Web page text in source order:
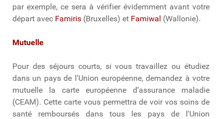
par exemple, ce sera à vérifier évidemment avant votre
départ avec Famiris (Bruxelles) et Famiwal (Wallonie).
Mutuelle
Pour des séjours courts, si vous travaillez ou étudiez
dans un pays de l'Union européenne, demandez à votre
mutuelle la carte européenne d’assurance maladie
(CEAM). Cette carte vous permettra de voir vos soins de
santé remboursés dans tous les pays de l'Union